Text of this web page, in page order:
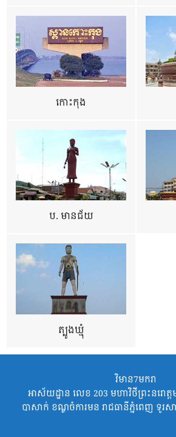
កោះកុង
ប. មានជ័យ
ត្បូងឃ្មុំ
វិមាន7មករា
អាស័យដ្ឋាន លេខ 203 មហាវិថីព្រះនរោត្ត
បាសាក់ ខណ្ឌចំការមន រាជធានីភ្នំពេញ ទូ